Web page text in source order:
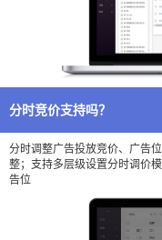
分时竞价支持吗？
分时调整广告投放竞价、广告
整；支持多层级设置分时调价
告位